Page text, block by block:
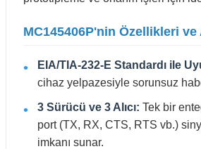
MC145406P'nin Özellikleri ve
EIA/TIA-232-E Standardı ile
cihaz yelpazesiyle sorunsuz
3 Sürücü ve 3 Alıcı: Tek bir
port (TX, RX, CTS, RTS vb.)
imkanı sunar.